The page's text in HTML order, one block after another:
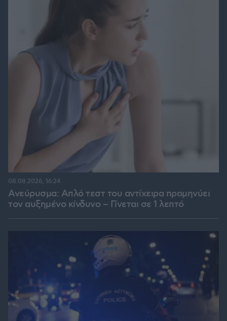
Ανεύρυσμα: Απλό τεστ του αντίχειρα προμηνύει
τον αυξημένο κίνδυνο – Γίνεται σε 1 λεπτό
08.08.2026, 16:24